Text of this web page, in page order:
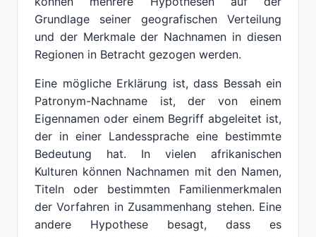
Grundlage seiner geografischen Verteilung
und der Merkmale der Nachnamen in diesen
Regionen in Betracht gezogen werden.
Eine mögliche Erklärung ist, dass Bessah ein
Patronym-Nachname ist, der von einem
Eigennamen oder einem Begriff abgeleitet ist,
der in einer Landessprache eine bestimmte
Bedeutung hat. In vielen afrikanischen
Kulturen können Nachnamen mit den Namen,
Titeln oder bestimmten Familienmerkmalen
der Vorfahren in Zusammenhang stehen. Eine
andere Hypothese besagt, dass es